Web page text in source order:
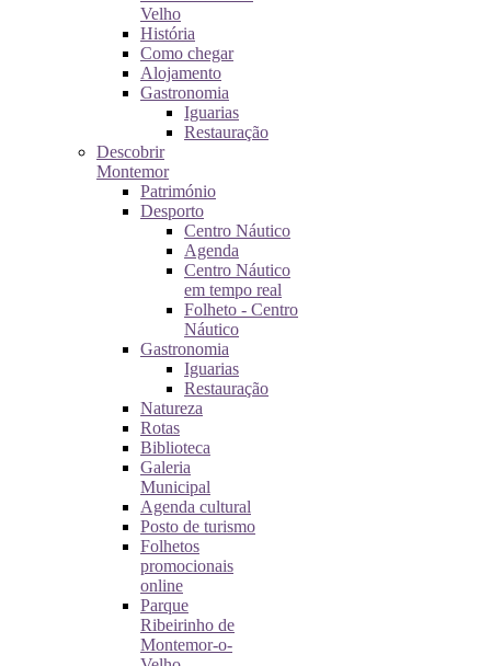
Velho
História
Como chegar
Alojamento
Gastronomia
Iguarias
Restauração
Descobrir
Montemor
Património
Desporto
Centro Náutico
Agenda
Centro Náutico
em tempo real
Folheto - Centro
Náutico
Gastronomia
Iguarias
Restauração
Natureza
Rotas
Biblioteca
Galeria
Municipal
Agenda cultural
Posto de turismo
Folhetos
promocionais
online
Parque
Ribeirinho de
Montemor-o-